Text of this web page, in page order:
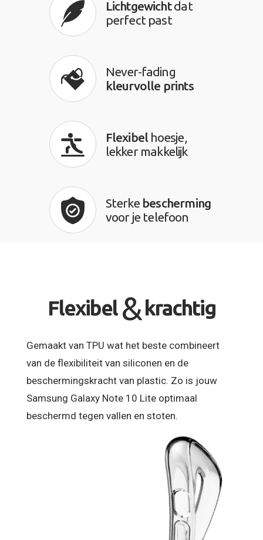
Lichtgewichtdat
perfect past
Never-fading
kleurvolle prints
Flexibelhoesje,
lekker makkelijk
Sterke bescherming
voor je telefoon
Flexibel & krachtig
Gemaakt van TPU wat het beste combineert
van de flexibiliteit van siliconen en de
beschermingskracht van plastic. Zo is jouw
Samsung Galaxy Note 10 Lite optimaal
beschermd tegen vallen en stoten.